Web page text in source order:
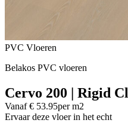
Voeg toe of verwijder Cervo
PVC Vloeren
Belakos PVC vloeren
Cervo 200 | Rigid
Vanaf € 53.95per m2
Ervaar deze vloer in het echt